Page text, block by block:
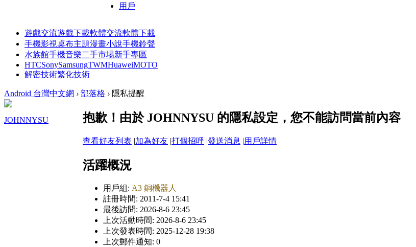
用戶
遊戲交流遊戲下載軟體交流軟體下載
手機影視桌布主題漫畫小說手機鈴聲
水族館手機音樂二手市場新手專區
HTCSonySamsungTWMHuaweiMOTO
解密技術繁化技術
Android 台灣中文網 › 部落格 › 隱私提醒
JOHNNYSU 抱歉！由於 JOHNNYSU 的隱私設定，您不能訪問當前內容
查看好友列表 |加為好友 |打個招呼 |發送消息 |用戶詳情
活躍概況
用戶組: A3 銅機器人
註冊時間: 2011-7-4 15:41
最後訪問: 2026-8-6 23:45
上次活動時間: 2026-8-6 23:45
上次發表時間: 2025-12-28 19:38
上次郵件通知: 0